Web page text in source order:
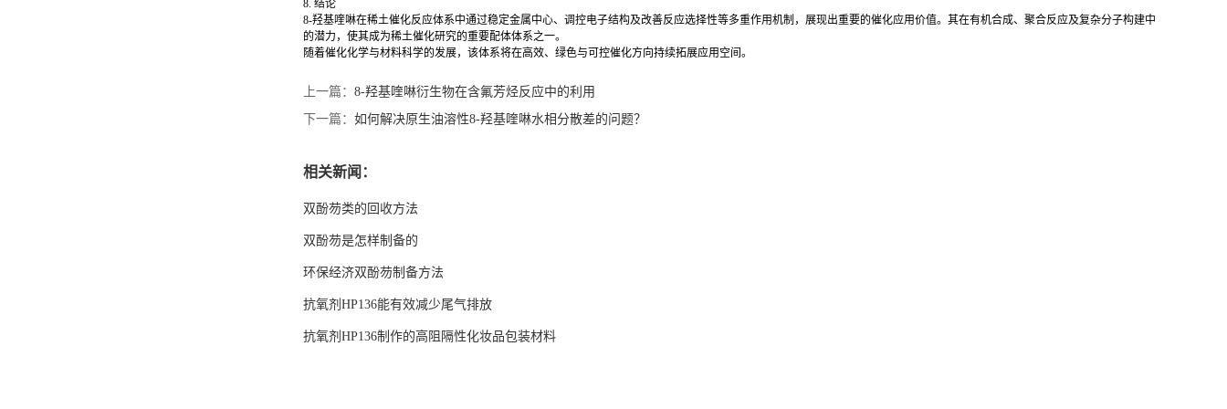
8. 结论
8-羟基喹啉在稀土催化反应体系中通过稳定金属中心、调控电子结构及改善反应选择性等多重作用机制，展现出重要的催化应用价值。其在有机合成、聚合反应及复杂分子构建中
的潜力，使其成为稀土催化研究的重要配体体系之一。
随着催化化学与材料科学的发展，该体系将在高效、绿色与可控催化方向持续拓展应用空间。
上一篇： 8-羟基喹啉衍生物在含氟芳烃反应中的利用
下一篇： 如何解决原生油溶性8-羟基喹啉水相分散差的问题？
相关新闻：
双酚芴类的回收方法
双酚芴是怎样制备的
环保经济双酚芴制备方法
抗氧剂HP136能有效减少尾气排放
抗氧剂HP136制作的高阻隔性化妆品包装材料